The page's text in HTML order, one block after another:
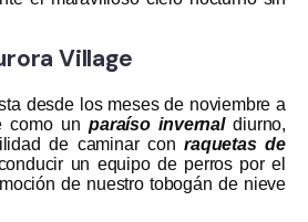
Village
desde los meses de noviembre a
como unparaíso invernaldiurno,
de caminar conraquetas de
un equipo de perros por el
de nuestro tobogán de nieve